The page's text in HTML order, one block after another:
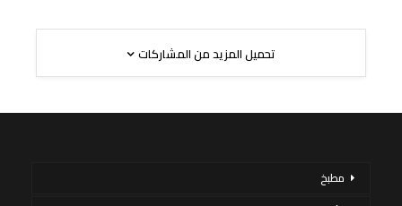
تحميل المزيد من المشاركات
مطبخ